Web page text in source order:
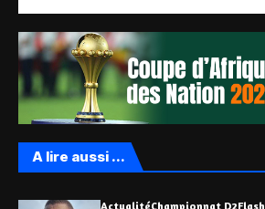
A lire aussi ...
ActualitéChampionnat D2Flash